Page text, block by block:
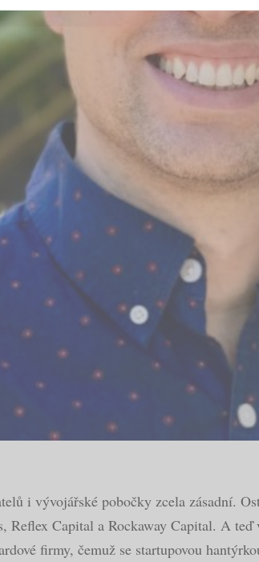
i vývojářské pobočky zcela zásadní.
Capital a Rockaway Capital. A
firmy, čemuž se startupovou